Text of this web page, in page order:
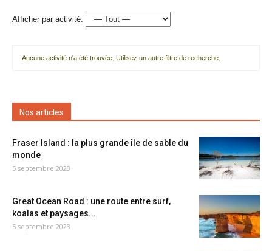
Afficher par activité:
Aucune activité n'a été trouvée. Utilisez un autre filtre de recherche.
Nos articles
Fraser Island : la plus grande île de sable du
monde
5 septembre 2023
Great Ocean Road : une route entre surf,
koalas et paysages...
5 septembre 2023